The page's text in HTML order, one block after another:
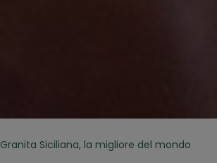
Granita Siciliana, la migliore del mondo